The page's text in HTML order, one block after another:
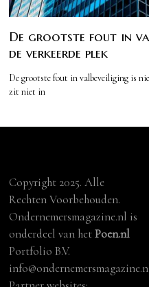
De grootste fout in
de verkeerde plek
De grootste fout in valbeveiliging is
zit niet in
Copyright 2025. Alle
Rechten Voorbehouden.
Ondernemersmagazine.nl is
onderdeel van hetPoen.nl
Portfolio B.V.